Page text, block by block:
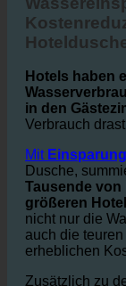
Hotels haben
in den
Mit
Dusche,
Tausende
größeren
nicht nur die
auch die